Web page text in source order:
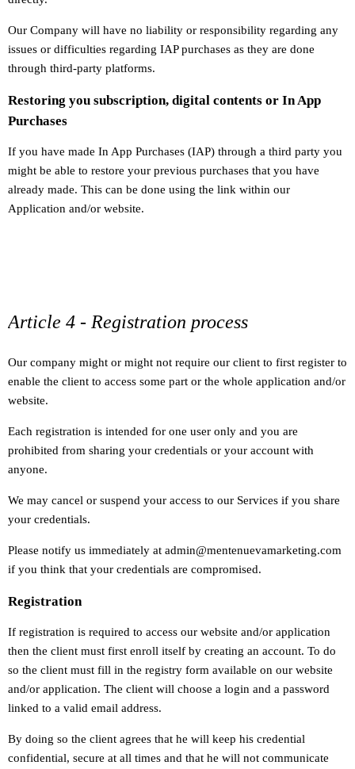
Our Company will have no liability or responsibility regarding any
issues or difficulties regarding IAP purchases as they are done
through third-party platforms.
Restoring you subscription, digital contents or In App
Purchases
If you have made In App Purchases (IAP) through a third party you
might be able to restore your previous purchases that you have
already made. This can be done using the link within our
Application and/or website.
Article 4 - Registration process
Our company might or might not require our client to first register to
enable the client to access some part or the whole application and/or
website.
Each registration is intended for one user only and you are
prohibited from sharing your credentials or your account with
anyone.
We may cancel or suspend your access to our Services if you share
your credentials.
Please notify us immediately at admin@mentenuevamarketing.com
if you think that your credentials are compromised.
Registration
If registration is required to access our website and/or application
then the client must first enroll itself by creating an account. To do
so the client must fill in the registry form available on our website
and/or application. The client will choose a login and a password
linked to a valid email address.
By doing so the client agrees that he will keep his credential
confidential, secure at all times and that he will not communicate